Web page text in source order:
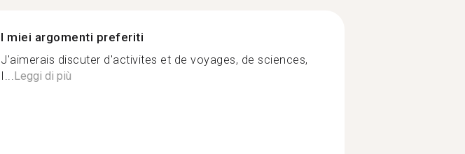
I miei argomenti preferiti
J'aimerais discuter d'activites et de voyages, de sciences,
I...Leggi di più